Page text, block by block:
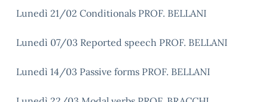
Lunedì 21/02 Conditionals PROF. BELLANI
Lunedì 07/03 Reported speech PROF. BELLANI
Lunedì 14/03 Passive forms PROF. BELLANI